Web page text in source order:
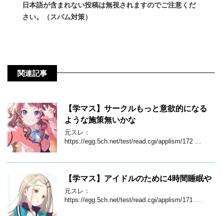
日本語が含まれない投稿は無視されますのでご注意くだ
さい。（スパム対策）
関連記事
【学マス】サークルもっと意欲的になる
ような施策無いかな
元スレ：
https://egg.5ch.net/test/read.cgi/applism/172 …
【学マス】アイドルのために4時間睡眠や
元スレ：
https://egg.5ch.net/test/read.cgi/applism/171 …